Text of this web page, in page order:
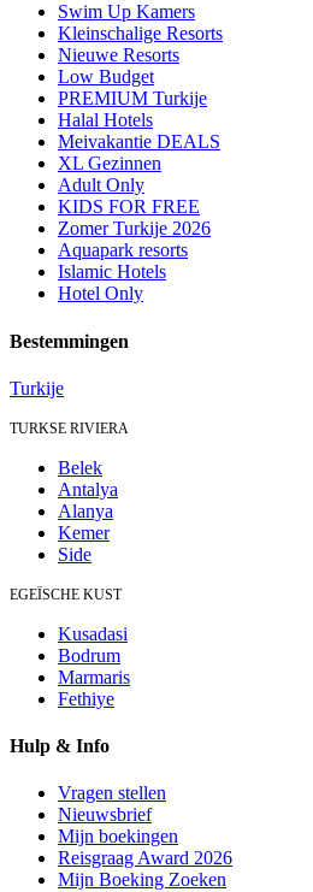
Swim Up Kamers
Kleinschalige Resorts
Nieuwe Resorts
Low Budget
PREMIUM Turkije
Halal Hotels
Meivakantie DEALS
XL Gezinnen
Adult Only
KIDS FOR FREE
Zomer Turkije 2026
Aquapark resorts
Islamic Hotels
Hotel Only
Bestemmingen
Turkije
TURKSE RIVIERA
Belek
Antalya
Alanya
Kemer
Side
EGEÏSCHE KUST
Kusadasi
Bodrum
Marmaris
Fethiye
Hulp & Info
Vragen stellen
Nieuwsbrief
Mijn boekingen
Reisgraag Award 2026
Mijn Boeking Zoeken